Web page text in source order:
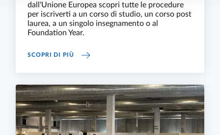
dall'Unione Europea scopri tutte le procedure
per iscriverti a un corso di studio, un corso post
laurea, a un singolo insegnamento o al
Foundation Year.
SCOPRI DI PIÙ FUTURA MATRICOLA NON-UE